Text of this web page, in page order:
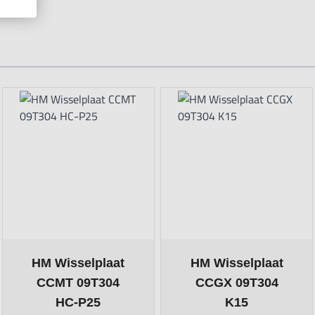
tab key. You can skip the carousel or go straight to carousel
chosen on the product page
HM Wisselplaat
CCMT 09T304
HC-P25
The price depends on the options chosen on the product page
HM Wisselplaat
CCGX 09T304
K15
The price depends on the